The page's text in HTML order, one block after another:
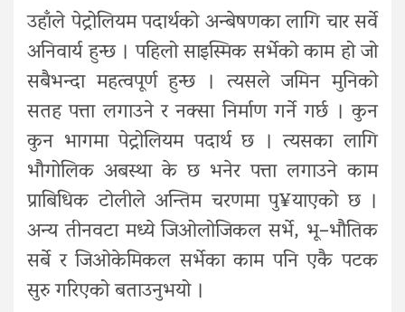
उहाँले पेट्रोलियम पदार्थको अन्बेषणका लागि चार सर्वे
अनिवार्य हुन्छ । पहिलो साइस्मिक सर्भेको काम हो जो
सबैभन्दा महत्वपूर्ण हुन्छ । त्यसले जमिन मुनिको
सतह पत्ता लगाउने र नक्सा निर्माण गर्ने गर्छ । कुन
कुन भागमा पेट्रोलियम पदार्थ छ । त्यसका लागि
भौगोलिक अबस्था के छ भनेर पत्ता लगाउने काम
प्राबिधिक टोलीले अन्तिम चरणमा पु¥याएको छ ।
अन्य तीनवटा मध्ये जिओलोजिकल सर्भे, भू–भौतिक
सर्बे र जिओकेमिकल सर्भेका काम पनि एकै पटक
सुरु गरिएको बताउनुभयो ।